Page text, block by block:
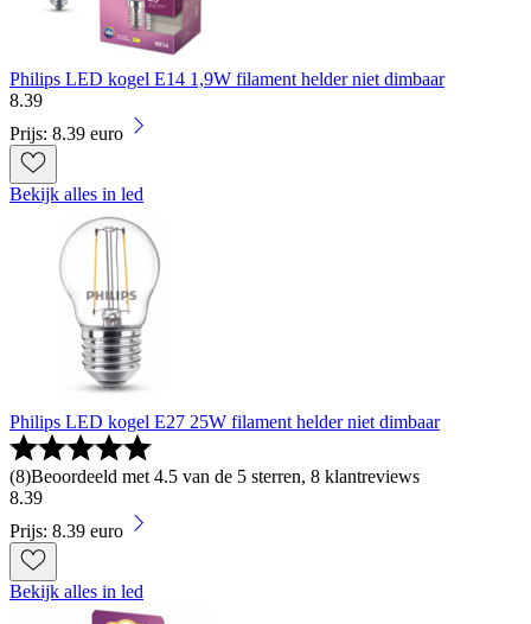
Philips LED kogel E14 1,9W filament helder niet dimbaar
8.39
Prijs: 8.39 euro
Bekijk alles in led
Philips LED kogel E27 25W filament helder niet dimbaar
(8)Beoordeeld met 4.5 van de 5 sterren, 8 klantreviews
8.39
Prijs: 8.39 euro
Bekijk alles in led